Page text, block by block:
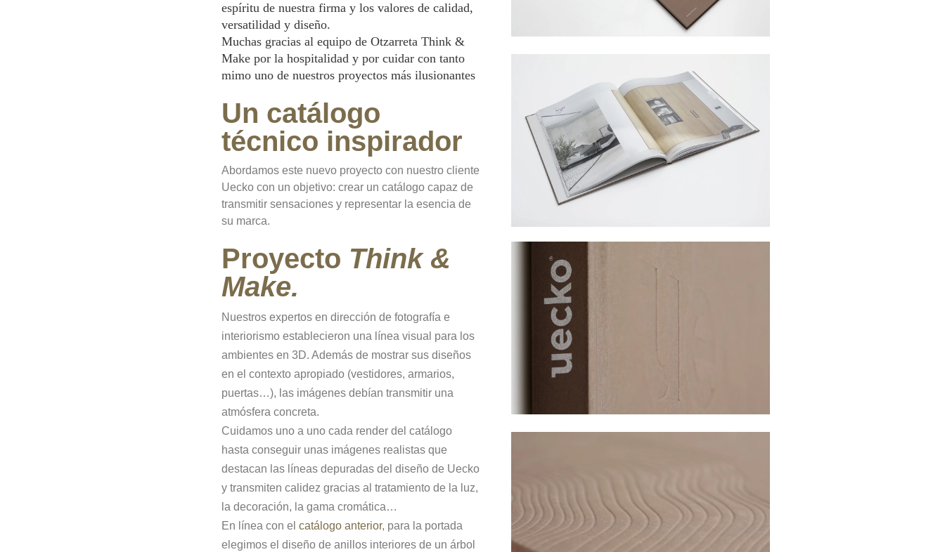
espíritu de nuestra firma y los valores de calidad,
versatilidad y diseño.
Muchas gracias al equipo de Otzarreta Think &
Make por la hospitalidad y por cuidar con tanto
mimo uno de nuestros proyectos más ilusionantes
Un catálogo
técnico inspirador
Abordamos este nuevo proyecto con nuestro cliente
Uecko con un objetivo: crear un catálogo capaz de
transmitir sensaciones y representar la esencia de
su marca.
Proyecto Think &
Make.
Nuestros expertos en dirección de fotografía e
interiorismo establecieron una línea visual para los
ambientes en 3D. Además de mostrar sus diseños
en el contexto apropiado (vestidores, armarios,
puertas…), las imágenes debían transmitir una
atmósfera concreta.
Cuidamos uno a uno cada render del catálogo
hasta conseguir unas imágenes realistas que
destacan las líneas depuradas del diseño de Uecko
y transmiten calidez gracias al tratamiento de la luz,
la decoración, la gama cromática…
En línea con el catálogo anterior, para la portada
elegimos el diseño de anillos interiores de un árbol